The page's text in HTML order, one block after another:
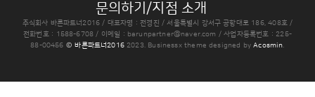
문의하기/지점 소개
주식회사 바른파트너2016 / 대표자명 : 전경진 / 서울특별시 강서구 공항대로 186, 408호 /
전화번호 : 1588-6708 / 이메일 : barunpartner@naver.com / 사업자등록번호 : 225-
88-00456 © 바른파트너20162023. Businessx theme designed byAcosmin.